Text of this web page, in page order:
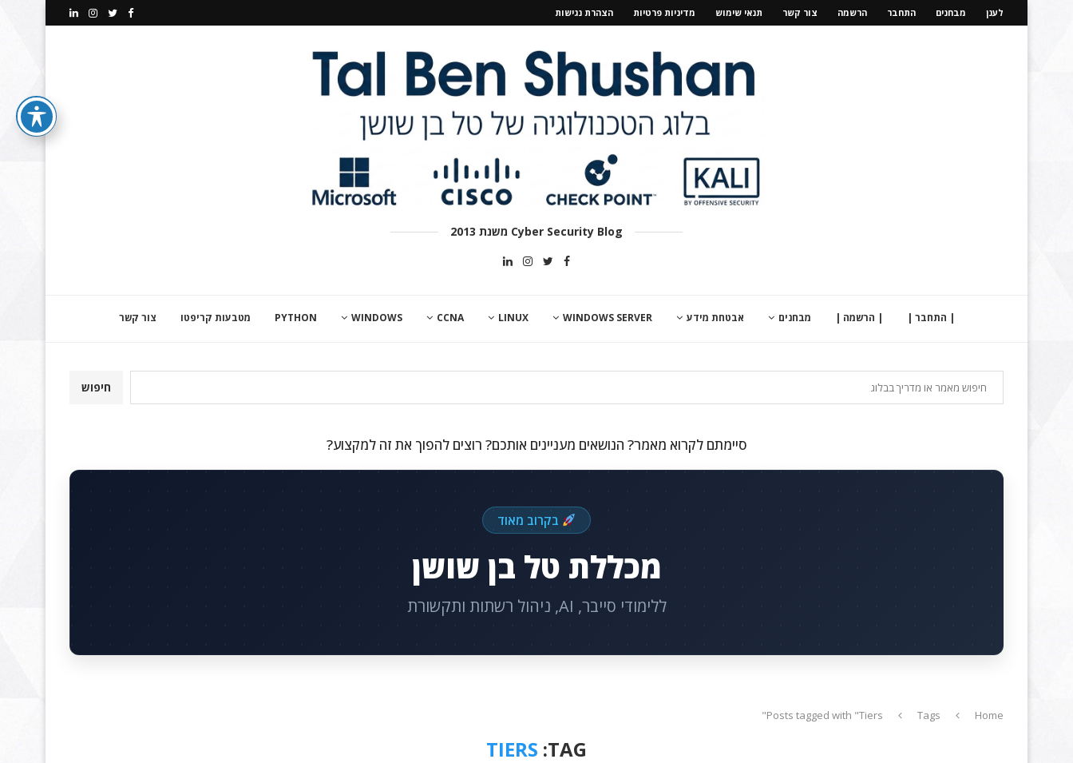
לענן מבחנים התחבר הרשמה צור קשר תנאי שימוש מדיניות פרטיות הצהרת נגישות
Cyber Security Blog משנת 2013
| התחבר | | הרשמה | מבחנים אבטחת מידע WINDOWS SERVER
LINUX
CCNA
WINDOWS
PYTHON מטבעות קריפטו צור קשר
חיפוש
סיימתם לקרוא מאמר? הנושאים מעניינים אותכם? רוצים להפוך את זה למקצוע?
בקרוב מאוד
מכללת טל בן שושן
ללימודי סייבר, AI, ניהול רשתות ותקשורת
Home
Tags
Posts tagged with "Tiers"
TAG:
TIERS